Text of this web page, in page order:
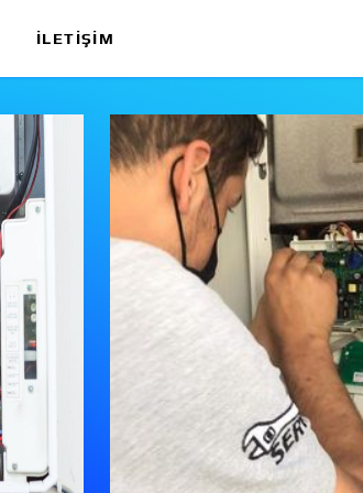
İLETIŞIM